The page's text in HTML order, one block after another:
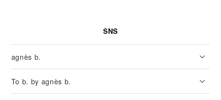
SNS
agnès b.
To b. by agnès b.